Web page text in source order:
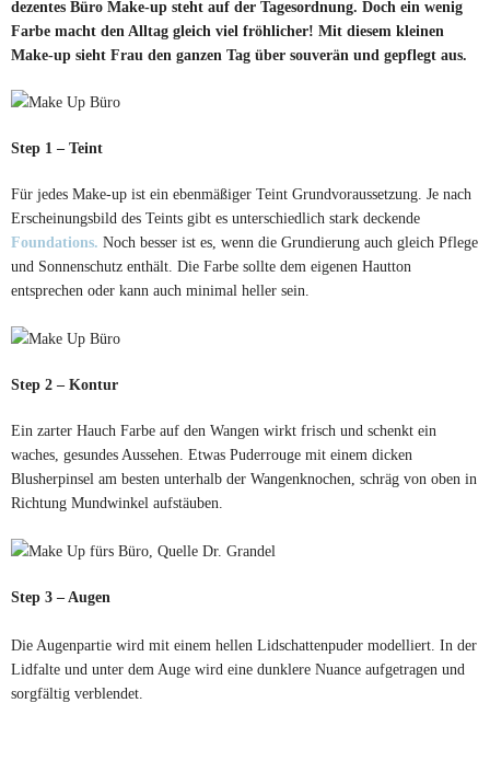
dezentes Büro Make-up steht auf der Tagesordnung. Doch ein wenig
Farbe macht den Alltag gleich viel fröhlicher! Mit diesem kleinen
Make-up sieht Frau den ganzen Tag über souverän und gepflegt aus.
Step 1 – Teint
Für jedes Make-up ist ein ebenmäßiger Teint Grundvoraussetzung. Je nach
Erscheinungsbild des Teints gibt es unterschiedlich stark deckende
Foundations. Noch besser ist es, wenn die Grundierung auch gleich Pflege
und Sonnenschutz enthält. Die Farbe sollte dem eigenen Hautton
entsprechen oder kann auch minimal heller sein.
Step 2 – Kontur
Ein zarter Hauch Farbe auf den Wangen wirkt frisch und schenkt ein
waches, gesundes Aussehen. Etwas Puderrouge mit einem dicken
Blusherpinsel am besten unterhalb der Wangenknochen, schräg von oben in
Richtung Mundwinkel aufstäuben.
Step 3 – Augen
Die Augenpartie wird mit einem hellen Lidschattenpuder modelliert. In der
Lidfalte und unter dem Auge wird eine dunklere Nuance aufgetragen und
sorgfältig verblendet.